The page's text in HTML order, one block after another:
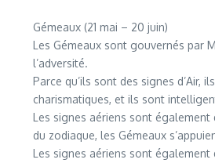
Gémeaux (21 mai – 20 juin)
Les Gémeaux sont gouvernés par
l’adversité.
Parce qu’ils sont des signes
charismatiques, et ils sont
Les signes aériens sont également
du zodiaque, les Gémeaux
Les signes aériens sont